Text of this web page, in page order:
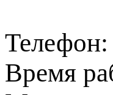
Время